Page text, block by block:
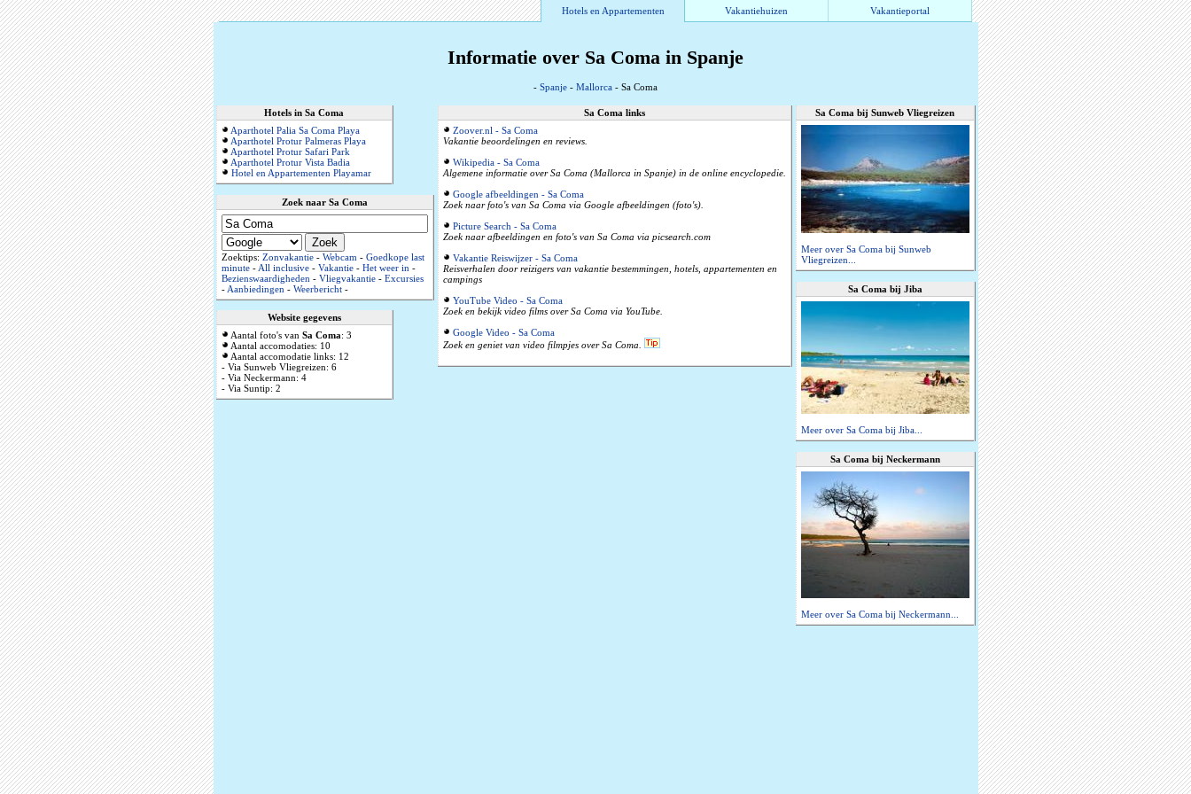
Hotels en Appartementen Vakantiehuizen Vakantieportal
Informatie over Sa Coma in Spanje
- Spanje - Mallorca - Sa Coma
Hotels in Sa Coma
Aparthotel Palia Sa Coma Playa
Aparthotel Protur Palmeras Playa
Aparthotel Protur Safari Park
Aparthotel Protur Vista Badia
Hotel en Appartementen Playamar
Zoek naar Sa Coma
Zoektips: Zonvakantie- Webcam- Goedkope last
minute-All inclusive- Vakantie- Het weer in-
Bezienswaardigheden- Vliegvakantie- Excursies
-Aanbiedingen- Weerbericht-
Website gegevens
Aantal foto's van Sa Coma: 3
Aantal accomodaties: 10
Aantal accomodatie links: 12
- Via Sunweb Vliegreizen: 6
- Via Neckermann: 4
- Via Suntip: 2
Sa Coma links
Zoover.nl - Sa Coma
Vakantie beoordelingen en reviews.
Wikipedia - Sa Coma
Algemene informatie over Sa Coma (Mallorca in Spanje) in de online encyclopedie.
Google afbeeldingen - Sa Coma
Zoek naar foto's van Sa Coma via Google afbeeldingen (foto's).
Picture Search - Sa Coma
Zoek naar afbeeldingen en foto's van Sa Coma via picsearch.com
Vakantie Reiswijzer - Sa Coma
Reisverhalen door reizigers van vakantie bestemmingen, hotels, appartementen en
campings
YouTube Video - Sa Coma
Zoek en bekijk video films over Sa Coma via YouTube.
Google Video - Sa Coma
Zoek en geniet van video filmpjes over Sa Coma.
Sa Coma bij Sunweb Vliegreizen
Meer over Sa Coma bij Sunweb
Vliegreizen...
Sa Coma bij Jiba
Meer over Sa Coma bij Jiba...
Sa Coma bij Neckermann
Meer over Sa Coma bij Neckermann...